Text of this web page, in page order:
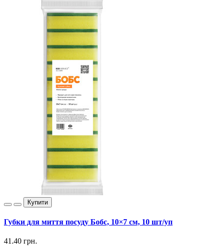
Купити
Губки для миття посуду Бобс, 10×7 см, 10 шт/уп
41.40 грн.